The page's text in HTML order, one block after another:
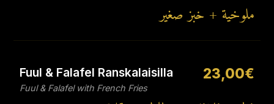
ملوخية + خبز صغير
Fuul & Falafel Ranskalaisilla
Fuul & Falafel with French Fries
23,00€